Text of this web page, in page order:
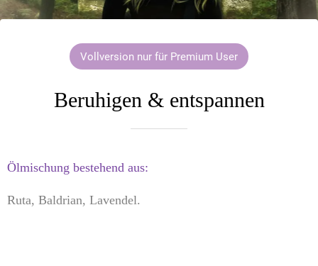
Vollversion nur für Premium User
Beruhigen & entspannen
Ölmischung bestehend aus:
Ruta, Baldrian, Lavendel.